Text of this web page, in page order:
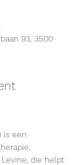
93, 3500
is een
die helpt